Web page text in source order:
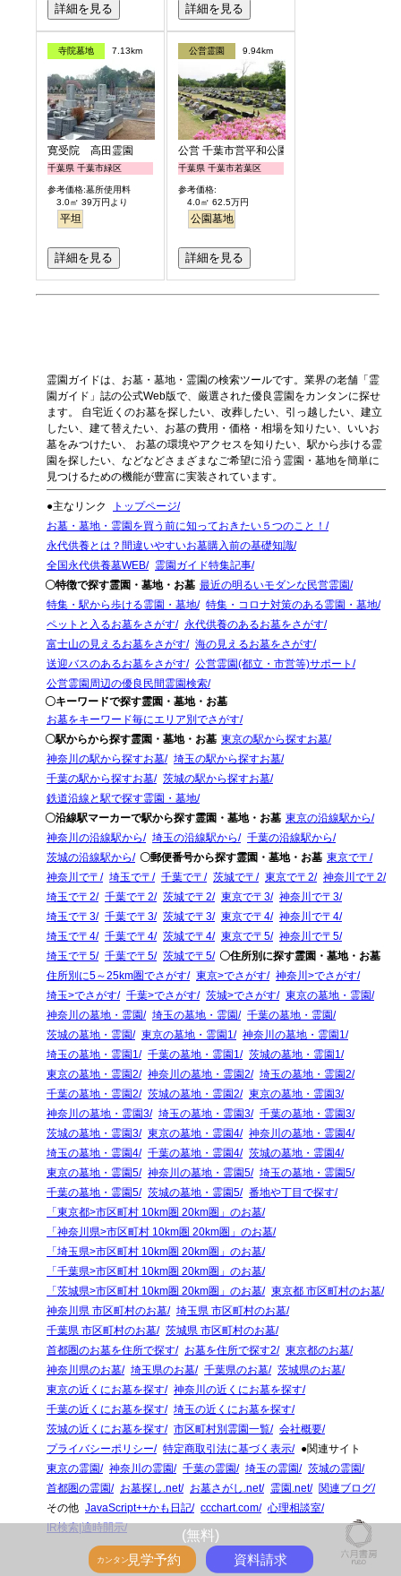
(無料)
詳細を見る 詳細を見る
寺院墓地 7.13km
寛受院 高田霊園
千葉県 千葉市緑区
参考価格:墓所使用料
3.0㎡ 39万円より
平坦
詳細を見る
公営霊園 9.94km
公営 千葉市営平和公園
千葉県 千葉市若葉区
参考価格:
4.0㎡ 62.5万円
公園墓地
詳細を見る
霊園ガイドは、お墓・墓地・霊園の検索ツールです。業界の老舗「霊
園ガイド」誌の公式Web版で、厳選された優良霊園をカンタンに探せ
ます。 自宅近くのお墓を探したい、改葬したい、引っ越したい、建立
したい、建て替えたい、お墓の費用・価格・相場を知りたい、いいお
墓をみつけたい、 お墓の環境やアクセスを知りたい、駅から歩ける霊
園を探したい、などなどさまざまなご希望に沿う霊園・墓地を簡単に
見つけるための機能が豊富に実装されています。
●主なリンク
トップページ
お墓・墓地・霊園を買う前に知っておきたい５つのこと！
永代供養とは？間違いやすいお墓購入前の基礎知識
全国永代供養墓WEB
霊園ガイド特集記事
〇特徴で探す霊園・墓地・お墓 最近の明るいモダンな民営霊園
特集・駅から歩ける霊園・墓地
特集・コロナ対策のある霊園・墓地
ペットと入るお墓をさがす
永代供養のあるお墓をさがす
富士山の見えるお墓をさがす
海の見えるお墓をさがす
送迎バスのあるお墓をさがす
公営霊園(都立・市営等)サポート
公営霊園周辺の優良民間霊園検索
〇キーワードで探す霊園・墓地・お墓
お墓をキーワード毎にエリア別でさがす
〇駅からから探す霊園・墓地・お墓 東京の駅から探すお墓
神奈川の駅から探すお墓
埼玉の駅から探すお墓
千葉の駅から探すお墓
茨城の駅から探すお墓
鉄道沿線と駅で探す霊園・墓地
〇沿線駅マーカーで駅から探す霊園・墓地・お墓 東京の沿線駅から
神奈川の沿線駅から
埼玉の沿線駅から
千葉の沿線駅から
茨城の沿線駅から
〇郵便番号から探す霊園・墓地・お墓 東京で〒
神奈川で〒
埼玉で〒 千葉で〒 茨城で〒 東京で〒2
神奈川で〒2
埼玉で〒2
千葉で〒2 茨城で〒2 東京で〒3
神奈川で〒3
埼玉で〒3
千葉で〒3 茨城で〒3 東京で〒4
神奈川で〒4
埼玉で〒4
千葉で〒4 茨城で〒4 東京で〒5
神奈川で〒5
埼玉で〒5
千葉で〒5 茨城で〒5
〇住所別に探す霊園・墓地・お墓
住所別に5～25km圏でさがす
東京>でさがす
神奈川>でさがす
埼玉>でさがす
千葉>でさがす 茨城>でさがす
東京の墓地・霊園
神奈川の墓地・霊園
埼玉の墓地・霊園
千葉の墓地・霊園
茨城の墓地・霊園
東京の墓地・霊園1
神奈川の墓地・霊園1
埼玉の墓地・霊園1
千葉の墓地・霊園1
茨城の墓地・霊園1
東京の墓地・霊園2
神奈川の墓地・霊園2
埼玉の墓地・霊園2
千葉の墓地・霊園2
茨城の墓地・霊園2
東京の墓地・霊園3
神奈川の墓地・霊園3
埼玉の墓地・霊園3
千葉の墓地・霊園3
茨城の墓地・霊園3
東京の墓地・霊園4
神奈川の墓地・霊園4
埼玉の墓地・霊園4
千葉の墓地・霊園4
茨城の墓地・霊園4
東京の墓地・霊園5
神奈川の墓地・霊園5
埼玉の墓地・霊園5
千葉の墓地・霊園5
茨城の墓地・霊園5
番地や丁目で探す
「東京都>市区町村 10km圏 20km圏」のお墓
「神奈川県>市区町村 10km圏 20km圏」のお墓
「埼玉県>市区町村 10km圏 20km圏」のお墓
「千葉県>市区町村 10km圏 20km圏」のお墓
「茨城県>市区町村 10km圏 20km圏」のお墓
東京都 市区町村のお墓
神奈川県 市区町村のお墓
埼玉県 市区町村のお墓
千葉県 市区町村のお墓
茨城県 市区町村のお墓
首都圏のお墓を住所で探す
お墓を住所で探す2
東京都のお墓
神奈川県のお墓
埼玉県のお墓 千葉県のお墓
茨城県のお墓
東京の近くにお墓を探す
神奈川の近くにお墓を探す
千葉の近くにお墓を探す
埼玉の近くにお墓を探す
茨城の近くにお墓を探す
市区町村別霊園一覧
会社概要
プライバシーポリシー
特定商取引法に基づく表示
●関連サイト
東京の霊園
神奈川の霊園 千葉の霊園 埼玉の霊園
茨城の霊園
首都圏の霊園
お墓探し.net お墓さがし.net 霊園.net
関連ブログ
その他 JavaScript++かも日記 ccchart.com
心理相談室
IR検索|適時開示